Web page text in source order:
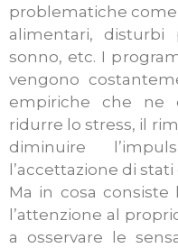
problematiche
alimentari, disturbi
sonno, etc. I
vengono
empiriche che ne
ridurre lo stress, il
diminuire
l’accettazione di
Ma in cosa consiste
l’attenzione al
a osservare le